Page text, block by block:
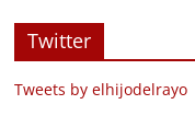
Twitter
Tweets by elhijodelrayo